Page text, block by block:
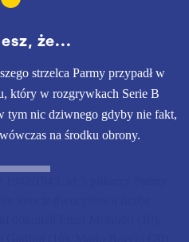
że...
strzelca Parmy przypadł w
który w rozgrywkach Serie B
tym nic dziwnego gdyby nie fakt,
na środku obrony.